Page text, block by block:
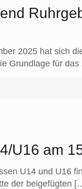
2025 hat sich
Grundlage für das
U16 am
U14 und U16
der beigefügten